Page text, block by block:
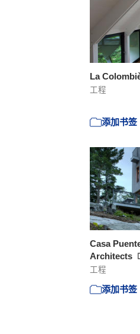
La
工程
添加书签
Casa
Architects
工程
添加书签